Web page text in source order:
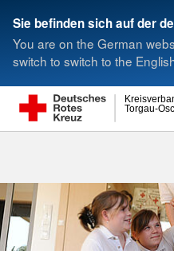
Sie befinden sich auf der
You are on the German
switch to switch to the
Torgau-